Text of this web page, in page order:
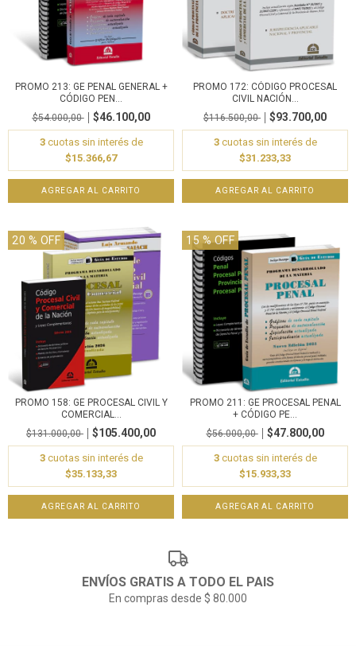
PROMO 213: GE PENAL GENERAL +
CÓDIGO PEN...
$54.000,00
$46.100,00
3cuotas sin interés de
$15.366,67
PROMO 172: CÓDIGO PROCESAL
CIVIL NACIÓN...
$116.500,00
$93.700,00
3cuotas sin interés de
$31.233,33
20 % OFF
PROMO 158: GE PROCESAL CIVIL Y
COMERCIAL...
$131.000,00
$105.400,00
3cuotas sin interés de
$35.133,33
15 % OFF
PROMO 211: GE PROCESAL PENAL
+ CÓDIGO PE...
$56.000,00
$47.800,00
3cuotas sin interés de
$15.933,33
ENVÍOS GRATIS A TODO EL PAIS
En compras desde $ 80.000